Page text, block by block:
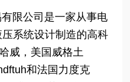
限公司是一家从事电
系统设计制造的高科
威，美国威格土
和法国力度克